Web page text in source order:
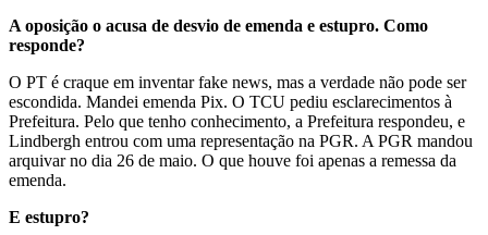
A oposição o acusa de desvio de emenda e estupro. Como
responde?
O PT é craque em inventar fake news, mas a verdade não pode ser
escondida. Mandei emenda Pix. O TCU pediu esclarecimentos à
Prefeitura. Pelo que tenho conhecimento, a Prefeitura respondeu, e
Lindbergh entrou com uma representação na PGR. A PGR mandou
arquivar no dia 26 de maio. O que houve foi apenas a remessa da
emenda.
E estupro?